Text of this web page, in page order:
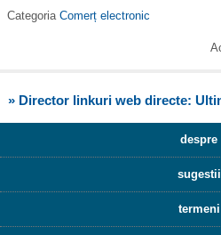
Categoria Comerț electronic
» Director linkuri web directe:
despre
sugestii
termeni